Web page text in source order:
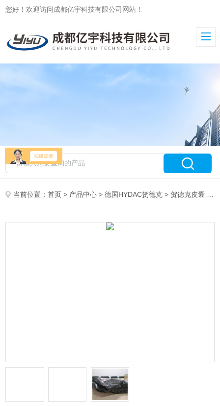
您好！欢迎访问成都亿宇科技有限公司网站！
当前位置：首页 > 产品中心 >德国HYDAC贺德克 >贺德克皮囊